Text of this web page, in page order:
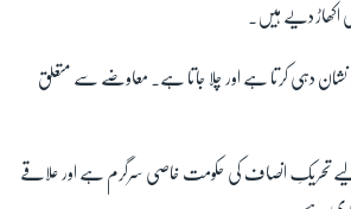
دیے ہیں۔
نشان دہی کرتا ہے اور چلا جاتا ہے۔ معاوضے سے متعلق
لیے تحریکِ انصاف کی حکومت خاصی سرگرم ہے اور علاقے